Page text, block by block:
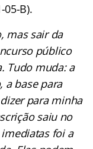
05-B).
mas sair da
público
Tudo muda: a
a base para
para minha
saiu no
foi a